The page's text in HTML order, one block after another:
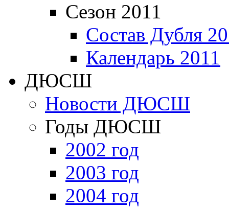
Сезон 2011
Состав Дубля
Календарь 2011
ДЮСШ
Новости ДЮСШ
Годы ДЮСШ
2002 год
2003 год
2004 год